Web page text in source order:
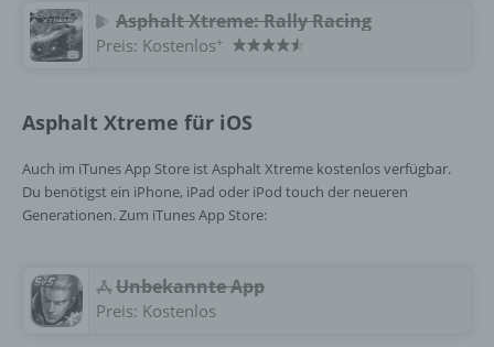
Asphalt Xtreme: Rally Racing
Preis: Kostenlos+
Asphalt Xtreme für iOS
Auch im iTunes App Store ist Asphalt Xtreme kostenlos verfügbar.
Du benötigst ein iPhone, iPad oder iPod touch der neueren
Generationen. Zum iTunes App Store:
Unbekannte App
Preis: Kostenlos
Auftragsverarbeiters befugt sind, die
personenbezogenen Daten zu verarbeiten.
Einwilligung ist jede von der betroffenen
Person freiwillig für den bestimmten Fall in
informierter Weise und unmissverständlich
abgegebene Willensbekundung in Form
die betroffene Person zu verstehen gibt, dass
sie mit der Verarbeitung der sie betreffenden